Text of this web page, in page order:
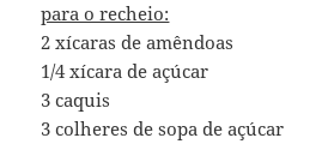
para o recheio:
2 xícaras de amêndoas
1/4 xícara de açúcar
3 caquis
3 colheres de sopa de açúcar